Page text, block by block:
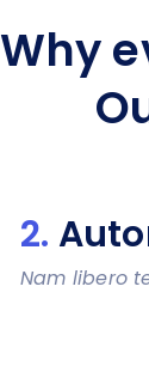
Why
2.
Nam libero